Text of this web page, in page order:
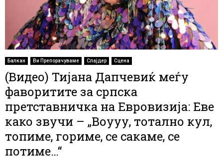
Балкан Ви Препорачуваме Слајдер Сцена
(Видео) Тијана Дапчевиќ меѓу
фаворитите за српска
претставничка на Евровизија: Еве
како звучи – „Воууу, тотално кул,
топиме, гориме, се сакаме, се
потиме…“